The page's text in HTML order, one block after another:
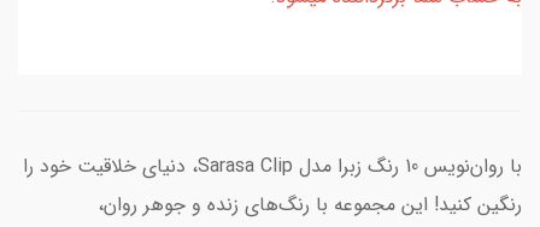
با روان‌نویس 10 رنگ زبرا مدل Sarasa Clip، دنیای خلاقیت خود را
رنگین کنید! این مجموعه با رنگ‌های زنده و جوهر روان،